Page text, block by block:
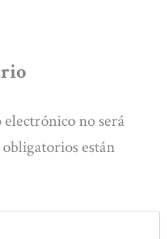
no será
obligatorios están